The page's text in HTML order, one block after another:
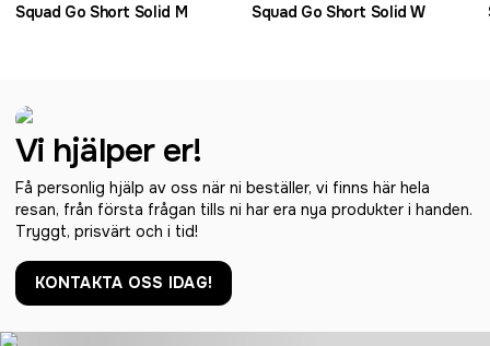
Squad Go Short Solid M Squad Go Short Solid W
Vi hjälper er!
Få personlig hjälp av oss när ni beställer, vi finns här hela
resan, från första frågan tills ni har era nya produkter i handen.
Tryggt, prisvärt och i tid!
KONTAKTA OSS IDAG!